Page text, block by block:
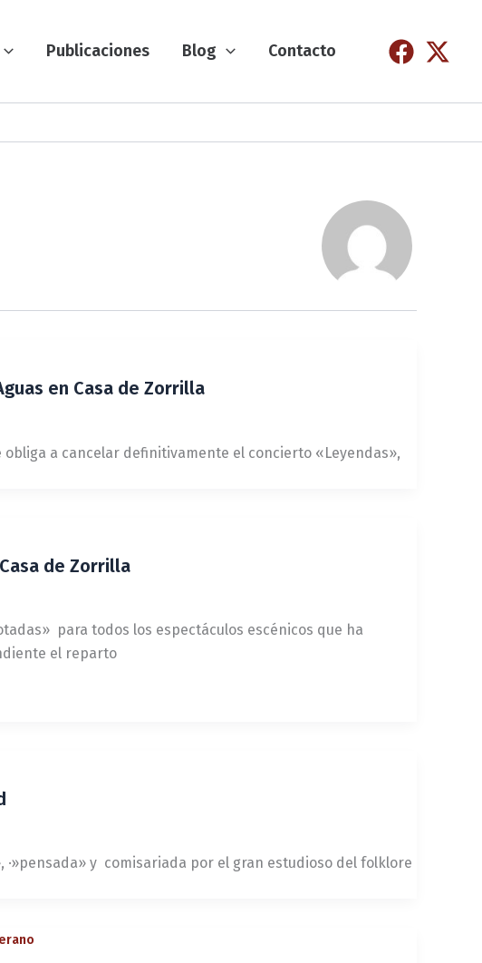
Publicaciones Blog Contacto
en Casa de Zorrilla
a cancelar definitivamente el concierto «Leyendas»,
de Zorrilla
para todos los espectáculos escénicos que ha
el reparto
y comisariada por el gran estudioso del folklore